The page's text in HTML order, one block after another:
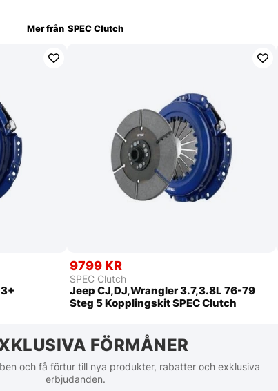
Mer från SPEC Clutch
9799 KR
SPEC Clutch
Jeep CJ,DJ,Wrangler 3.7,3.8L 76-79
Steg 5 Kopplingskit SPEC Clutch
FÖRMÅNER
och få förtur till nya produkter, rabatter och exklusiva
erbjudanden.